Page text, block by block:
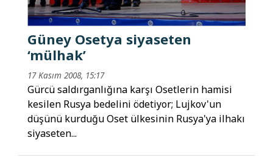
Güney Osetya siyaseten
‘mülhak’
17 Kasım 2008, 15:17
Gürcü saldırganlığına karşı Osetlerin hamisi
kesilen Rusya bedelini ödetiyor; Lujkov'un
düşünü kurduğu Oset ülkesinin Rusya'ya ilhakı
siyaseten...